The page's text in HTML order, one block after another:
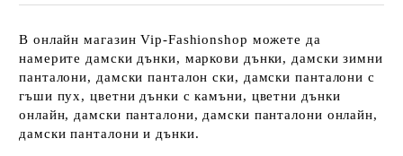
В онлайн магазин Vip-Fashionshop можете да
намерите дамски дънки, маркови дънки, дамски зимни
панталони, дамски панталон ски, дамски панталони с
гъши пух, цветни дънки с камъни, цветни дънки
онлайн, дамски панталони, дамски панталони онлайн,
дамски панталони и дънки.